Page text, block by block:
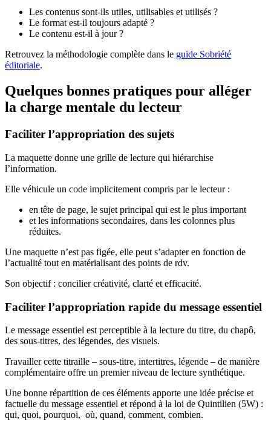
Les contenus sont-ils utiles, utilisables et utilisés ?
Le format est-il toujours adapté ?
Le contenu est-il à jour ?
Retrouvez la méthodologie complète dans le guide Sobriété
éditoriale.
Quelques bonnes pratiques pour alléger
la charge mentale du lecteur
Faciliter l’appropriation des sujets
La maquette donne une grille de lecture qui hiérarchise
l’information.
Elle véhicule un code implicitement compris par le lecteur :
en tête de page, le sujet principal qui est le plus important
et les informations secondaires, dans les colonnes plus
réduites.
Une maquette n’est pas figée, elle peut s’adapter en fonction de
l’actualité tout en matérialisant des points de rdv.
Son objectif : concilier créativité, clarté et efficacité.
Faciliter l’appropriation rapide du message essentiel
Le message essentiel est perceptible à la lecture du titre, du chapô,
des sous-titres, des légendes, des visuels.
Travailler cette titraille – sous-titre, intertitres, légende – de manière
complémentaire offre un premier niveau de lecture synthétique.
Une bonne répartition de ces éléments apporte une idée précise et
factuelle du message essentiel et répond à la loi de Quintilien (5W) :
qui, quoi, pourquoi, où, quand, comment, combien.